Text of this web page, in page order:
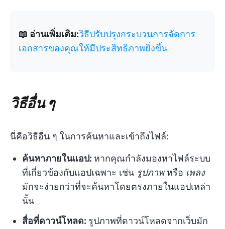
📖 อ่านเพิ่มเติม:วิธีปรับปรุงกระบวนการจัดการ
เอกสารของคุณให้มีประสิทธิภาพยิ่งขึ้น
วิธีอื่น ๆ
นี่คือวิธีอื่น ๆ ในการค้นหาและเข้าถึงไฟล์:
ค้นหาภายในแอป: หากคุณกำลังมองหาไฟล์ระบบ
ที่เกี่ยวข้องกับแอปเฉพาะ เช่น รูปภาพ หรือ เพลง
มักจะง่ายกว่าที่จะค้นหาโดยตรงภายในแอปเหล่า
นั้น
สื่อที่ดาวน์โหลด: รูปภาพที่ดาวน์โหลดจากเว็บมัก